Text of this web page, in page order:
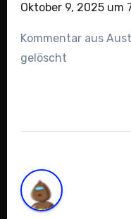
Oktober 9, 2025 um
Kommentar aus
gelöscht